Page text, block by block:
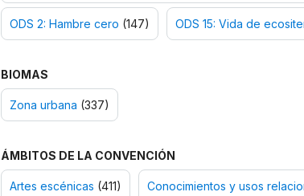
ODS 2: Hambre cero (147) ODS 15: Vida de
BIOMAS
Zona urbana (337)
ÁMBITOS DE LA CONVENCIÓN
Artes escénicas (411) Conocimientos y usos